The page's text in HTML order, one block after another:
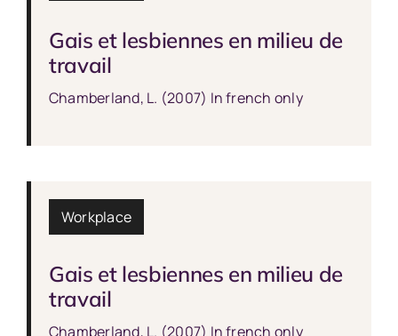
Gais et lesbiennes en milieu de
travail
Chamberland, L. (2007) In french only
Workplace
Gais et lesbiennes en milieu de
travail
Chamberland, L. (2007) In french only